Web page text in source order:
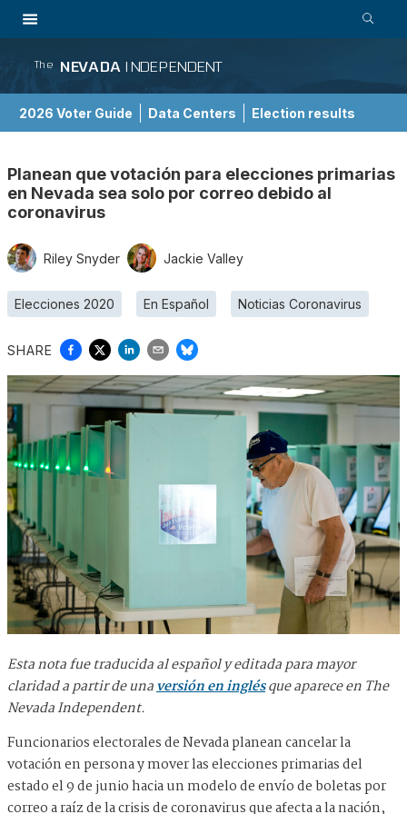
The NEVADA INDEPENDENT
2026 Voter Guide Data Centers Election results
Planean que votación para elecciones primarias
en Nevada sea solo por correo debido al
coronavirus
Riley Snyder Jackie Valley
Elecciones 2020 En Español Noticias Coronavirus
SHARE
Esta nota fue traducida al español y editada para mayor
claridad a partir de unaversión en inglésque aparece en The
Nevada Independent.
Funcionarios electorales de Nevada planean cancelar la
votación en persona y mover las elecciones primarias del
estado el 9 de junio hacia un modelo de envío de boletas por
correo a raíz de la crisis de coronavirus que afecta a la nación,